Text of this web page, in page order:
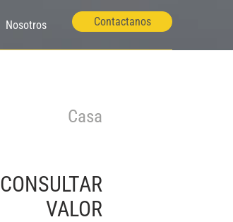
Nosotros Contactanos
Casa
CONSULTAR
VALOR